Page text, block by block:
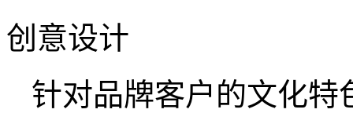
创意设计
针对品牌客户的文化特